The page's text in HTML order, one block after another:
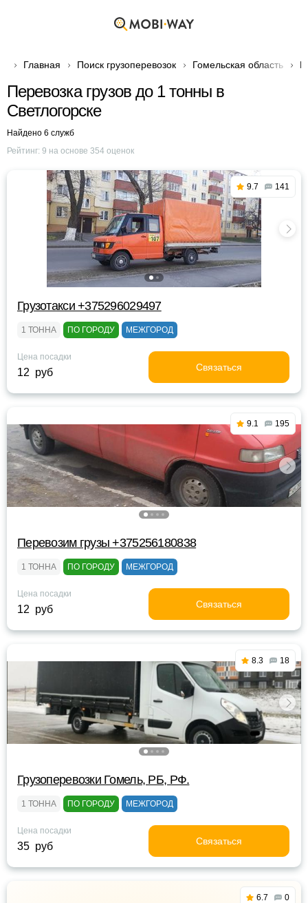
Главная Поиск грузоперевозок Гомельская область
Перевозка грузов до 1 тонны в
Светлогорске
Найдено 6 служб
Рейтинг: 9 на основе 354 оценок
9.7 141
Грузотакси +375296029497
1 ТОННА ПО ГОРОДУ МЕЖГОРОД
Цена посадки
12 руб Связаться
9.1 195
Перевозим грузы +375256180838
1 ТОННА ПО ГОРОДУ МЕЖГОРОД
Цена посадки
12 руб Связаться
8.3 18
Грузоперевозки Гомель, РБ, РФ.
1 ТОННА ПО ГОРОДУ МЕЖГОРОД
Цена посадки
35 руб Связаться
6.7 0